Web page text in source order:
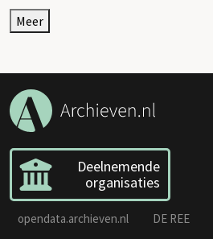
Meer
Deelnemende
organisaties
opendata.archieven.nl DE REE